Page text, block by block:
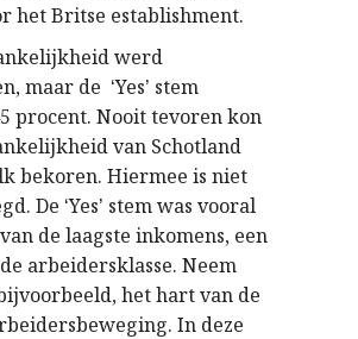
het Britse establishment.
werd
maar de ‘Yes’ stem
procent. Nooit tevoren kon
van Schotland
bekoren. Hiermee is niet
De ‘Yes’ stem was vooral
de laagste inkomens, een
arbeidersklasse. Neem
het hart van de
In deze